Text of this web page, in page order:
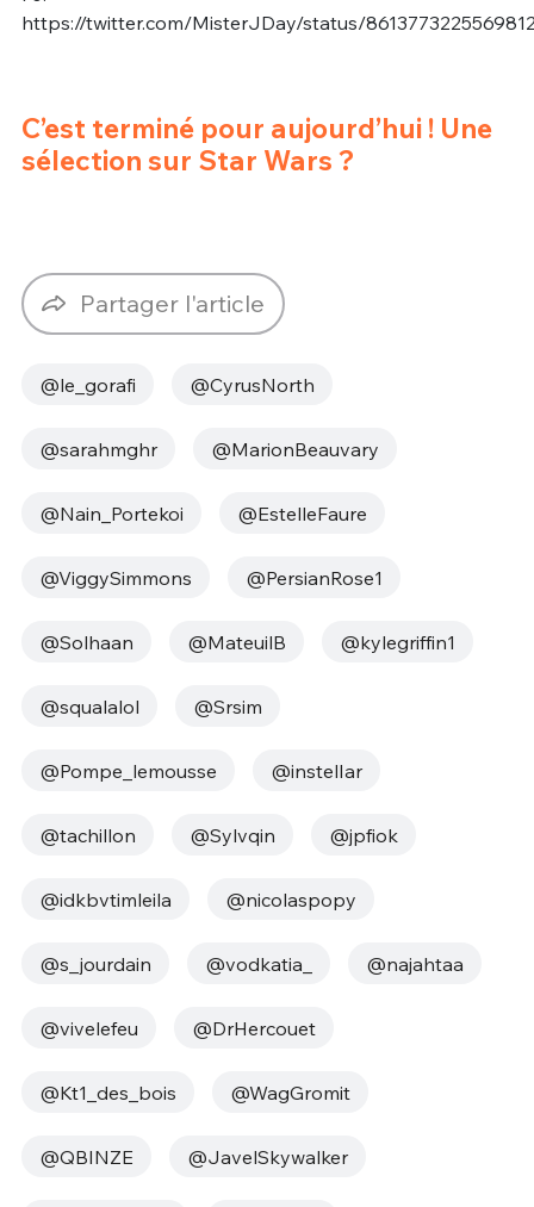
https://twitter.com/MisterJDay/status/
C’est terminé pour aujourd’hui ! Une
sélection sur Star Wars ?
Partager l'article
@le_gorafi @CyrusNorth
@sarahmghr @MarionBeauvary
@Nain_Portekoi @EstelleFaure
@ViggySimmons @PersianRose1
@Solhaan @MateuilB @kylegriffin1
@squalalol @Srsim
@Pompe_lemousse @instelIar
@tachillon @Sylvqin @jpfiok
@idkbvtimleila @nicolaspopy
@s_jourdain @vodkatia_ @najahtaa
@vivelefeu @DrHercouet
@Kt1_des_bois @WagGromit
@QBINZE @JavelSkywalker